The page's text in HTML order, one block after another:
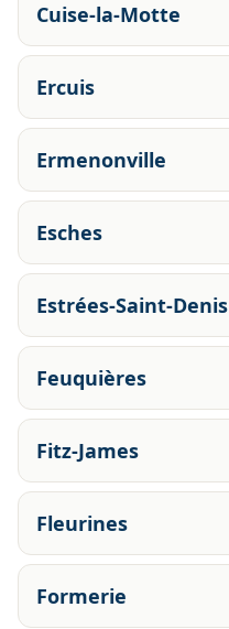
Cuise-la-Motte
Ercuis
Ermenonville
Esches
Estrées-Saint-Denis
Feuquières
Fitz-James
Fleurines
Formerie